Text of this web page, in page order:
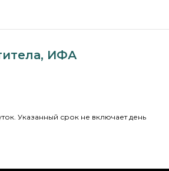
ИФА
Указанный срок не включает день